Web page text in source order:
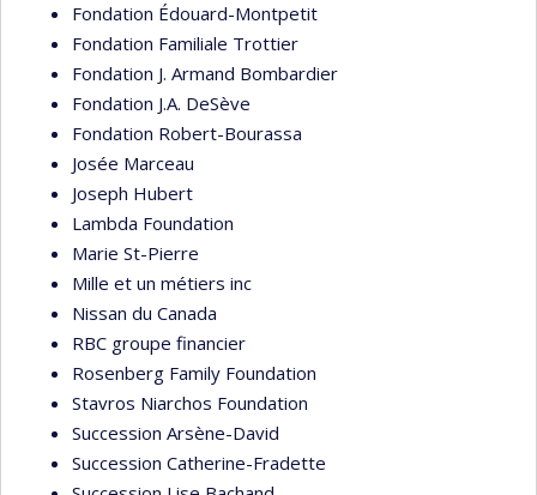
Fondation Édouard-Montpetit
Fondation Familiale Trottier
Fondation J. Armand Bombardier
Fondation J.A. DeSève
Fondation Robert-Bourassa
Josée Marceau
Joseph Hubert
Lambda Foundation
Marie St-Pierre
Mille et un métiers inc
Nissan du Canada
RBC groupe financier
Rosenberg Family Foundation
Stavros Niarchos Foundation
Succession Arsène-David
Succession Catherine-Fradette